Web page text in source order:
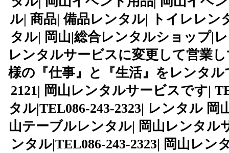
ル| 商品| 備品レンタル| トイレレン
タル| 岡山|総合レンタルショップ|
レンタルサービスに変更して営業
様の『仕事』と『生活』をレンタル
2121| 岡山レンタルサービスです|
タル|TEL086-243-2323| レンタル
山テーブルレンタル| 岡山レンタル
ンタル|TEL086-243-2323| 岡山レ